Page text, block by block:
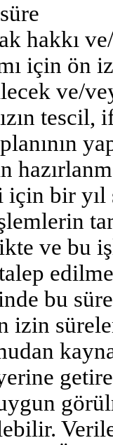
hakkı
için
ve/
bir
ve bu
bu
izin